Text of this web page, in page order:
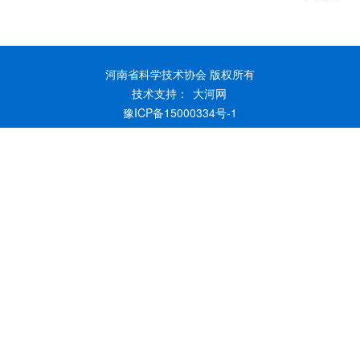
河南省科学技术协会 版权所有
技术支持：
大河网
豫ICP备15000334号-1